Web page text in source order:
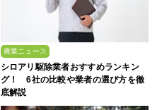
農業ニュース
シロアリ駆除業者おすすめランキン
グ！ 6社の比較や業者の選び方を徹
底解説